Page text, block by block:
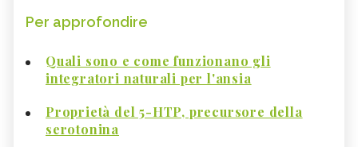
Per approfondire
Quali sono e come funzionano gli
integratori naturali per l'ansia
Proprietà del 5-HTP, precursore della
serotonina